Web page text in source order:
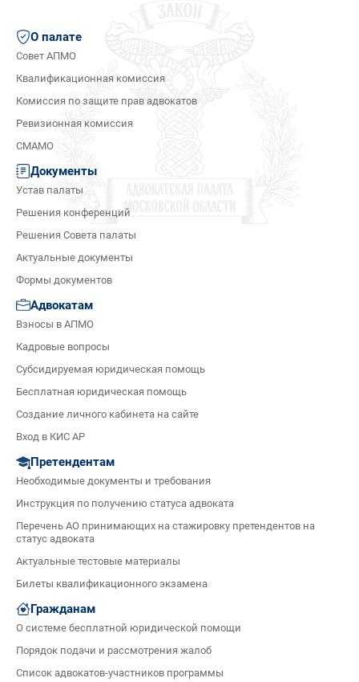
О палате
Совет АПМО
Квалификационная комиссия
Комиссия по защите прав адвокатов
Ревизионная комиссия
СМАМО
Документы
Устав палаты
Решения конференций
Решения Совета палаты
Актуальные документы
Формы документов
Адвокатам
Взносы в АПМО
Кадровые вопросы
Субсидируемая юридическая помощь
Бесплатная юридическая помощь
Создание личного кабинета на сайте
Вход в КИС АР
Претендентам
Необходимые документы и требования
Инструкция по получению статуса адвоката
Перечень АО принимающих на стажировку претендентов на
статус адвоката
Актуальные тестовые материалы
Билеты квалификационного экзамена
Гражданам
О системе бесплатной юридической помощи
Порядок подачи и рассмотрения жалоб
Список адвокатов-участников программы